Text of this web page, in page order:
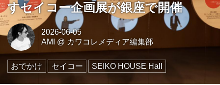
すセイコー企画展が銀座で開催
2026-06-05
AMI
@ カワコレメディア編集部
おでかけ セイコー SEIKO HOUSE Hall